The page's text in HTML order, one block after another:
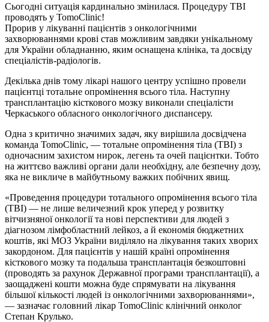
Сьогодні ситуація кардинально змінилася. Процедуру TBI
проводять у TomoClinic!
Прорив у лікуванні пацієнтів з онкологічними
захворюваннями крові став можливим завдяки унікальному
для України обладнанню, яким оснащена клініка, та досвіду
спеціалістів-радіологів.
Декілька днів тому лікарі нашого центру успішно провели
пацієнтці тотальне опромінення всього тіла. Наступну
трансплантацію кісткового мозку виконали спеціалісти
Черкаського обласного онкологічного диспансеру.
Одна з критично значимих задач, яку вирішила досвідчена
команда TomoClinic, — тотальне опромінення тіла (TBI) з
одночасним захистом нирок, легень та очей пацієнтки. Тобто
на життєво важливі органи дали необхідну, але безпечну дозу,
яка не викличе в майбутньому важких побічних явищ.
«Проведення процедури тотального опромінення всього тіла
(ТBI) — не лише величезний крок уперед у розвитку
вітчизняної онкології та нові перспективи для людей з
діагнозом лімфобластний лейкоз, а й економія бюджетних
коштів, які МОЗ України виділяло на лікування таких хворих
закордоном. Для пацієнтів у нашій країні опромінення
кісткового мозку та подальша трансплантація безкоштовні
(проводять за рахунок Державної програми трансплантації), а
заощаджені кошти можна буде спрямувати на лікування
більшої кількості людей із онкологічними захворюваннями»,
— зазначає головний лікар TomoClinic клінічний онколог
Степан Крулько.